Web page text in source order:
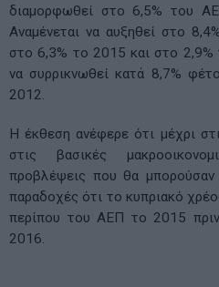
διαμορφωθεί στο 6,5% του
Αναμένεται να αυξηθεί στο
στο 6,3% το 2015 και στο
να συρρικνωθεί κατά 8,7%
2012.
Η έκθεση ανέφερε ότι μέχρι
στις βασικές
προβλέψεις που θα μπορούσαν
παραδοχές ότι το κυπριακό
περίπου του ΑΕΠ το 2015
2016.